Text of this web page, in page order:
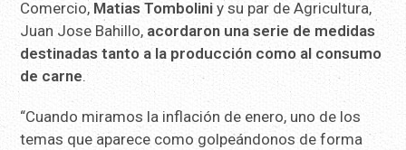
Comercio, Matias Tombolini y su par de Agricultura,
Juan Jose Bahillo, acordaron una serie de medidas
destinadas tanto a la producción como al consumo
de carne.
“Cuando miramos la inflación de enero, uno de los
temas que aparece como golpeándonos de forma